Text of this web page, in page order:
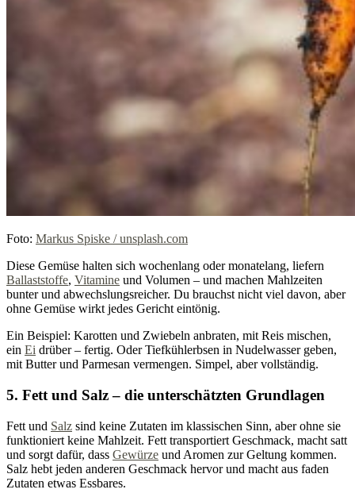
Foto: Markus Spiske / unsplash.com
Diese Gemüse halten sich wochenlang oder monatelang, liefern
Ballaststoffe, Vitamine und Volumen – und machen Mahlzeiten
bunter und abwechslungsreicher. Du brauchst nicht viel davon, aber
ohne Gemüse wirkt jedes Gericht eintönig.
Ein Beispiel: Karotten und Zwiebeln anbraten, mit Reis mischen,
ein Ei drüber – fertig. Oder Tiefkühlerbsen in Nudelwasser geben,
mit Butter und Parmesan vermengen. Simpel, aber vollständig.
5. Fett und Salz – die unterschätzten Grundlagen
Fett und Salz sind keine Zutaten im klassischen Sinn, aber ohne sie
funktioniert keine Mahlzeit. Fett transportiert Geschmack, macht satt
und sorgt dafür, dass Gewürze und Aromen zur Geltung kommen.
Salz hebt jeden anderen Geschmack hervor und macht aus faden
Zutaten etwas Essbares.